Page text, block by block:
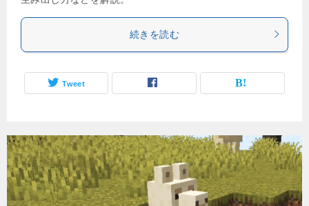
続きを読む
Tweet